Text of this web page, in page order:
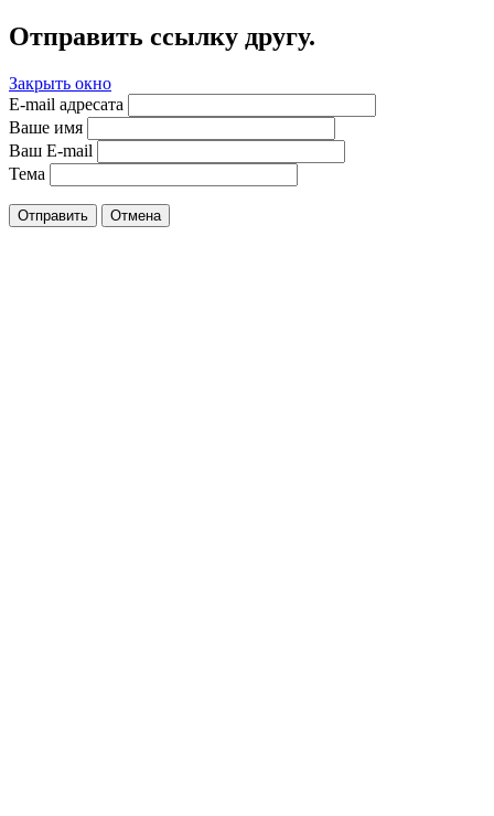
Отправить ссылку другу.
Закрыть окно
E-mail адресата
Ваше имя
Ваш E-mail
Тема
Отправить Отмена